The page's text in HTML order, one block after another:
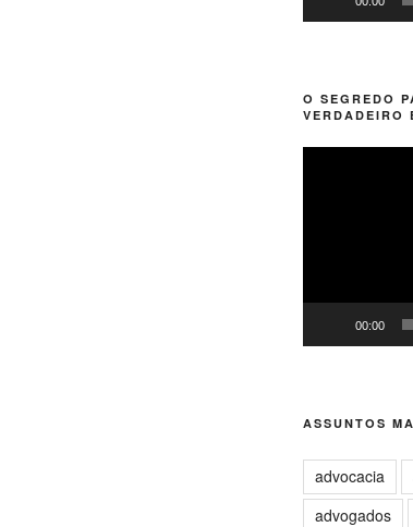
O SEGREDO
VERDADEIRO
00:00
ASSUNTOS
advocacia
advogados